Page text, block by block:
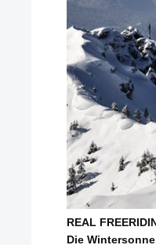
REAL
Die